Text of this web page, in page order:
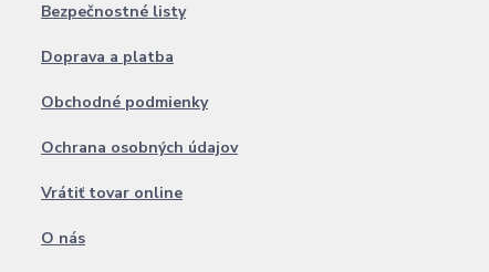
Bezpečnostné listy
Doprava a platba
Obchodné podmienky
Ochrana osobných údajov
Vrátiť tovar online
O nás